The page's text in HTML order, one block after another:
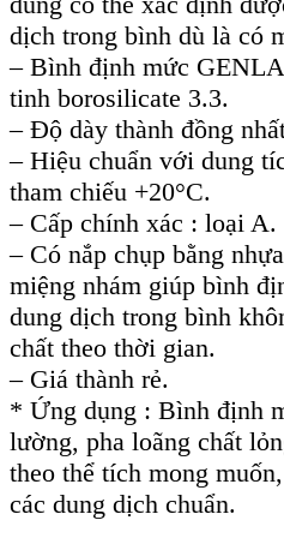
dịch trong bình dù là có
– Bình định mức
tinh borosilicate 3.3.
– Độ dày thành đồng
– Hiệu chuẩn với dung
tham chiếu +20°C.
– Cấp chính xác : loại A.
– Có nắp chụp bằng
miệng nhám giúp bình
dung dịch trong bình
chất theo thời gian.
– Giá thành rẻ.
* Ứng dụng : Bình định
lường, pha loãng chất
theo thể tích mong
các dung dịch chuẩn.